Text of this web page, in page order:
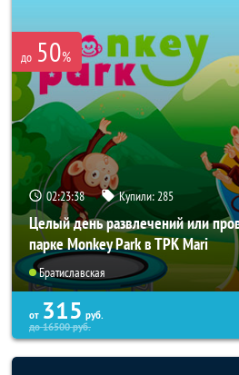
до 50%
02:23:37 Купили: 285
Целый день развлечений или
парке Monkey Park в ТРК Mari
Братиславская
от 315 руб.
до16500руб.